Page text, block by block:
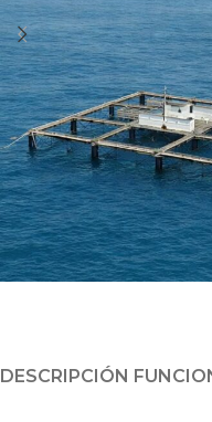
DESCRIPCIÓN